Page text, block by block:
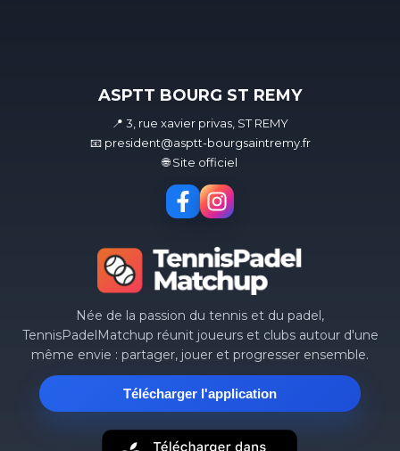
ASPTT BOURG ST REMY
📍 3, rue xavier privas, ST REMY
📧 president@asptt-bourgsaintremy.fr
🌐 Site officiel
Née de la passion du tennis et du padel,
TennisPadelMatchup réunit joueurs et clubs autour d'une
même envie : partager, jouer et progresser ensemble.
Télécharger l'application